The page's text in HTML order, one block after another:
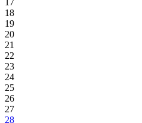
18
19
20
21
22
23
24
25
26
27
28